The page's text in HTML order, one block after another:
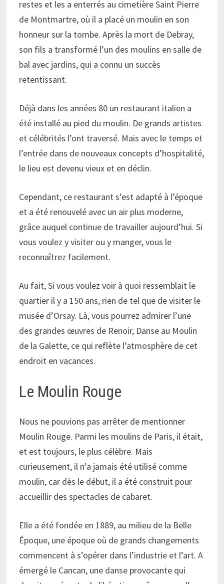
restes et les a enterrés au cimetière Saint Pierre
de Montmartre, où il a placé un moulin en son
honneur sur la tombe. Après la mort de Debray,
son fils a transformé l’un des moulins en salle de
bal avec jardins, qui a connu un succès
retentissant.
Déjà dans les années 80 un restaurant italien a
été installé au pied du moulin. De grands artistes
et célébrités l’ont traversé. Mais avec le temps et
l’entrée dans de nouveaux concepts d’hospitalité,
le lieu est devenu vieux et en déclin.
Cependant, ce restaurant s’est adapté à l’époque
et a été renouvelé avec un air plus moderne,
grâce auquel continue de travailler aujourd’hui. Si
vous voulez y visiter ou y manger, vous le
reconnaîtrez facilement.
Au fait, Si vous voulez voir à quoi ressemblait le
quartier il y a 150 ans, rien de tel que de visiter le
musée d’Orsay. Là, vous pourrez admirer l’une
des grandes œuvres de Renoir, Danse au Moulin
de la Galette, ce qui reflète l’atmosphère de cet
endroit en vacances.
Le Moulin Rouge
Nous ne pouvions pas arrêter de mentionner
Moulin Rouge. Parmi les moulins de Paris, il était,
et est toujours, le plus célèbre. Mais
curieusement, il n’a jamais été utilisé comme
moulin, car dès le début, il a été construit pour
accueillir des spectacles de cabaret.
Elle a été fondée en 1889, au milieu de la Belle
Époque, une époque où de grands changements
commencent à s’opérer dans l’industrie et l’art. A
émergé le Cancan, une danse provocante qui